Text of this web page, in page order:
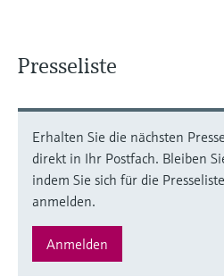
Presseliste
Erhalten Sie die nächsten
direkt in Ihr Postfach. Bleiben
indem Sie sich für die
anmelden.
Anmelden